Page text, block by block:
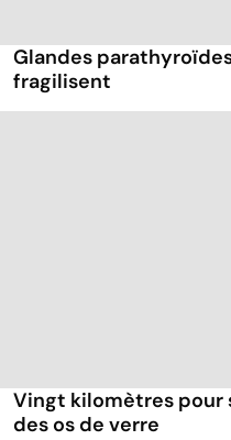
Glandes
fragilisent
Vingt kilomètres pour
des os de verre